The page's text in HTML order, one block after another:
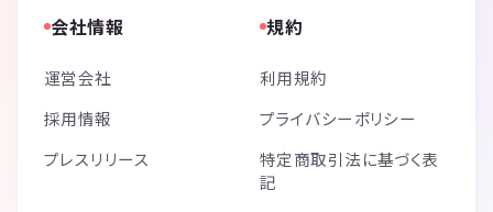
会社情報
運営会社
採用情報
プレスリリース
規約
利用規約
プライバシーポリシー
特定商取引法に基づく表
記